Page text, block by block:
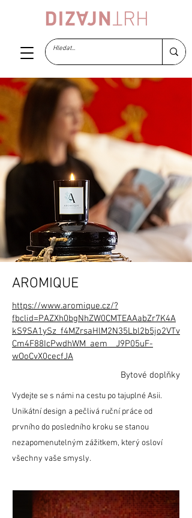
AROMIQUE
https://www.aromique.cz/?
fbclid=PAZXh0bgNhZW0CMTEAAabZr7K4A
kS9SA1ySz_f4MZrsaHlM2N35Lbl2b5jo2VTv
Cm4F88IcPwdhWM_aem__J9P05uF-
wOoCvX0cecfJA
Bytové doplňky
Vydejte se s námi na cestu po tajuplné Asii.
Unikátní design a pečlivá ruční práce od
prvního do posledního kroku se stanou
nezapomenutelným zážitkem, který osloví
všechny vaše smysly.